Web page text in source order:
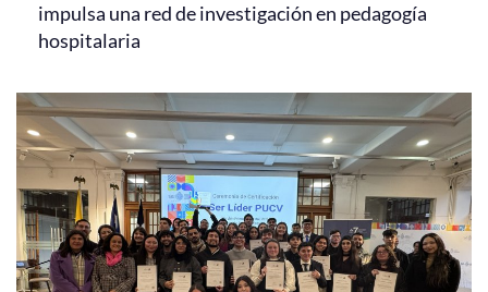
impulsa una red de investigación en pedagogía
hospitalaria